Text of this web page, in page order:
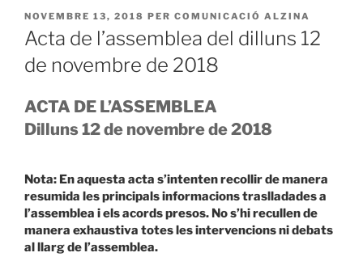
PUBLICAT
A
NOVEMBRE 13, 2018 PER COMUNICACIÓ ALZINA
Acta de l’assemblea del dilluns 12
de novembre de 2018
ACTA DE L’ASSEMBLEA
Dilluns 12 de novembre de 2018
Nota: En aquesta acta s’intenten recollir de manera
resumida les principals informacions traslladades a
l’assemblea i els acords presos. No s’hi recullen de
manera exhaustiva totes les intervencions ni debats
al llarg de l’assemblea.